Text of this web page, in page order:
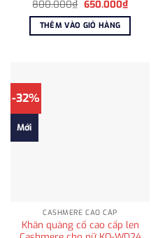
800.000₫ Giá
là:
800.000₫.
650.000₫Giá
hiện
tại
THÊM VÀO GIỎ HÀNG
-32%
Mới
CASHMERE CAO CẤP
Khăn quàng cổ cao cấp len